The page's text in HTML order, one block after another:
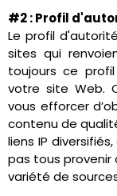
#2 : Profil
Le profil
sites qui
toujours ce
votre site Web.
vous efforcer
contenu de
liens IP
pas tous provenir
variété de